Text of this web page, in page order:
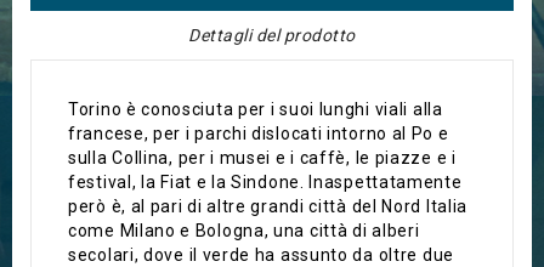
Dettagli del prodotto
Torino è conosciuta per i suoi lunghi viali alla
francese, per i parchi dislocati intorno al Po e
sulla Collina, per i musei e i caffè, le piazze e i
festival, la Fiat e la Sindone. Inaspettatamente
però è, al pari di altre grandi città del Nord Italia
come Milano e Bologna, una città di alberi
secolari, dove il verde ha assunto da oltre due